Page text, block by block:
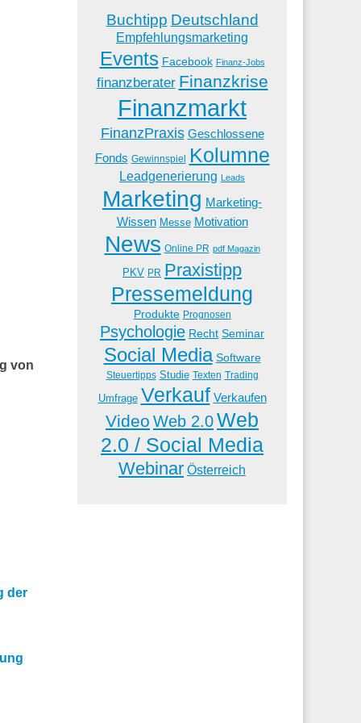
von
der
Buchtipp Deutschland
Empfehlungsmarketing
Events Facebook Finanz-Jobs
finanzberater Finanzkrise
Finanzmarkt
FinanzPraxis Geschlossene
Fonds Gewinnspiel Kolumne
Leadgenerierung Leads
Marketing Marketing-
Wissen Messe Motivation
News Online PR pdf Magazin
PKV PR Praxistipp
Pressemeldung
Produkte Prognosen
Psychologie Recht Seminar
Social Media Software
Steuertipps Studie Texten Trading
Umfrage Verkauf Verkaufen
Video Web 2.0Web
2.0 / Social Media
Webinar Österreich